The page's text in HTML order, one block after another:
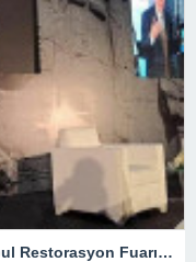
Amasra Belediyesi 7. Heritage İstanbul Restorasyon Fuarı’na katıldı – Siyaset